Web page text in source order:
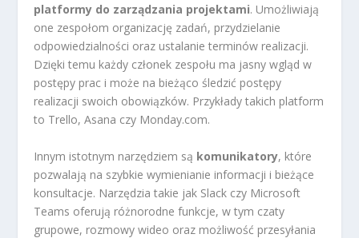
platformy do zarządzania projektami. Umożliwiają
one zespołom organizację zadań, przydzielanie
odpowiedzialności oraz ustalanie terminów realizacji.
Dzięki temu każdy członek zespołu ma jasny wgląd w
postępy prac i może na bieżąco śledzić postępy
realizacji swoich obowiązków. Przykłady takich platform
to Trello, Asana czy Monday.com.
Innym istotnym narzędziem są komunikatory, które
pozwalają na szybkie wymienianie informacji i bieżące
konsultacje. Narzędzia takie jak Slack czy Microsoft
Teams oferują różnorodne funkcje, w tym czaty
grupowe, rozmowy wideo oraz możliwość przesyłania